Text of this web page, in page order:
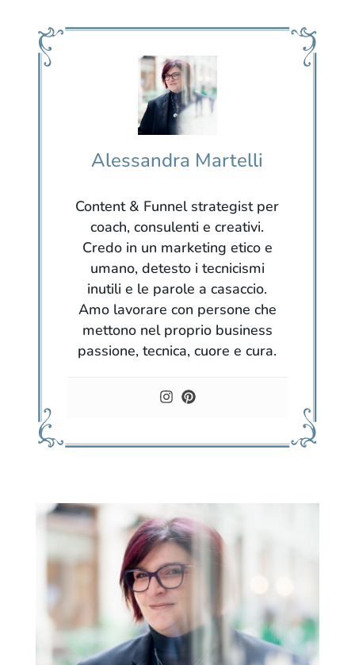
Alessandra Martelli
Content & Funnel strategist per
coach, consulenti e creativi.
Credo in un marketing etico e
umano, detesto i tecnicismi
inutili e le parole a casaccio.
Amo lavorare con persone che
mettono nel proprio business
passione, tecnica, cuore e cura.